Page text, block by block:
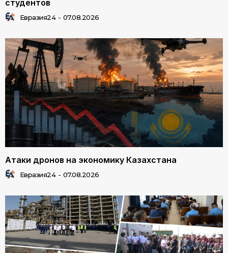
студентов
Евразия24 - 07.08.2026
Атаки дронов на экономику Казахстана
Евразия24 - 07.08.2026